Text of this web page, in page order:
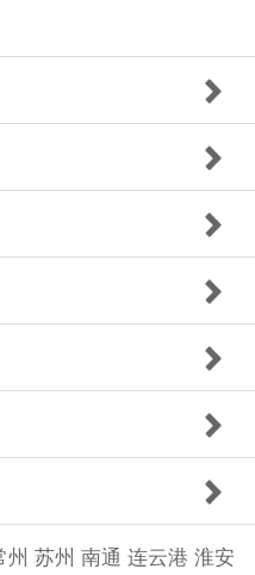
州 苏州 南通 连云港 淮安